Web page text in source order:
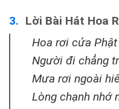
Lời Bài Hát Hoa
Hoa rơi cửa Phật
Người đi chẳng
Mưa rơi ngoài
Lòng chạnh nhớ